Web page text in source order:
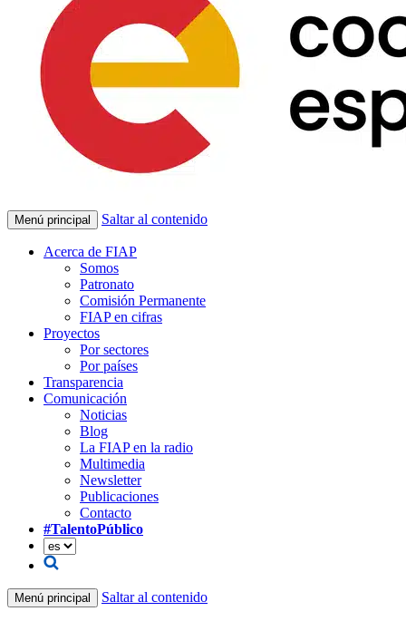
Menú principal Saltar al contenido
Acerca de FIAP
Somos
Patronato
Comisión Permanente
FIAP en cifras
Proyectos
Por sectores
Por países
Transparencia
Comunicación
Noticias
Blog
La FIAP en la radio
Multimedia
Newsletter
Publicaciones
Contacto
#TalentoPúblico
Menú principal Saltar al contenido